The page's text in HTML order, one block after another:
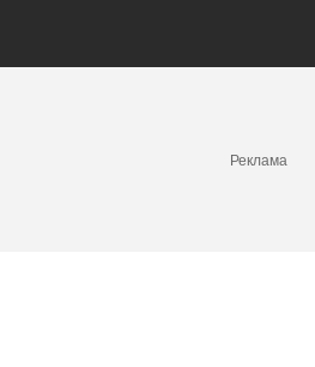
Реклама